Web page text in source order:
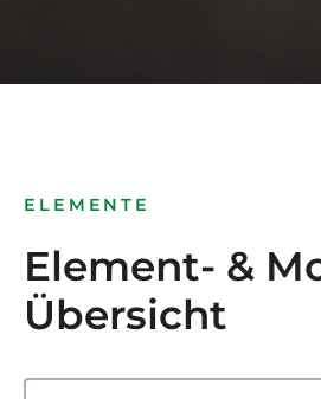
ELEMENTE
Element- &
Übersicht